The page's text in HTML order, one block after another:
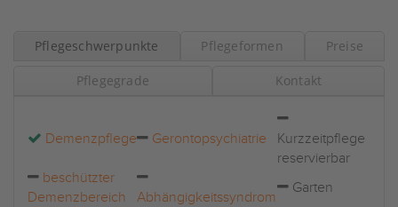
Pflegeschwerpunkte Pflegeformen Preise
Pflegegrade Kontakt
Demenzpflege Gerontopsychiatrie
Kurzzeitpflege
reservierbar
beschützter
Demenzbereich
Abhängigkeitssyndrom
Garten